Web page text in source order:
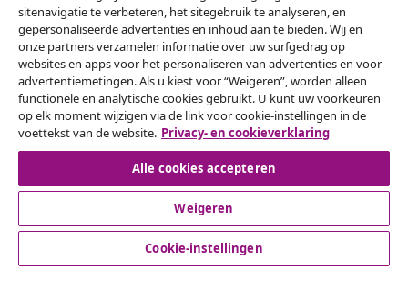
Herroeping van de overeenkomst
Een annulering voor je bestelling indienen
Herroeping van de overeenkomst
Klantenservice
sitenavigatie te verbeteren, het sitegebruik te analyseren, en
gepersonaliseerde advertenties en inhoud aan te bieden. Wij en
onze partners verzamelen informatie over uw surfgedrag op
websites en apps voor het personaliseren van advertenties en voor
advertentiemetingen. Als u kiest voor “Weigeren”, worden alleen
functionele en analytische cookies gebruikt. U kunt uw voorkeuren
op elk moment wijzigen via de link voor cookie-instellingen in de
voettekst van de website. Privacy- en cookieverklaring
Alle cookies accepteren
Weigeren
Cookie-instellingen